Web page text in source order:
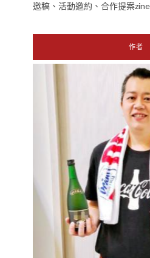
邀稿、活動邀約、合作提案
作者